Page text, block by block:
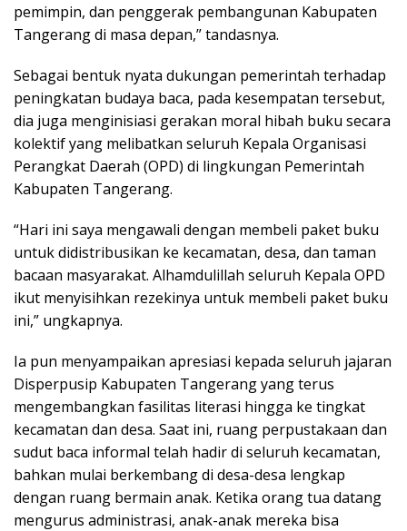
pemimpin, dan penggerak pembangunan Kabupaten
Tangerang di masa depan,” tandasnya.
Sebagai bentuk nyata dukungan pemerintah terhadap
peningkatan budaya baca, pada kesempatan tersebut,
dia juga menginisiasi gerakan moral hibah buku secara
kolektif yang melibatkan seluruh Kepala Organisasi
Perangkat Daerah (OPD) di lingkungan Pemerintah
Kabupaten Tangerang.
“Hari ini saya mengawali dengan membeli paket buku
untuk didistribusikan ke kecamatan, desa, dan taman
bacaan masyarakat. Alhamdulillah seluruh Kepala OPD
ikut menyisihkan rezekinya untuk membeli paket buku
ini,” ungkapnya.
Ia pun menyampaikan apresiasi kepada seluruh jajaran
Disperpusip Kabupaten Tangerang yang terus
mengembangkan fasilitas literasi hingga ke tingkat
kecamatan dan desa. Saat ini, ruang perpustakaan dan
sudut baca informal telah hadir di seluruh kecamatan,
bahkan mulai berkembang di desa-desa lengkap
dengan ruang bermain anak. Ketika orang tua datang
mengurus administrasi, anak-anak mereka bisa